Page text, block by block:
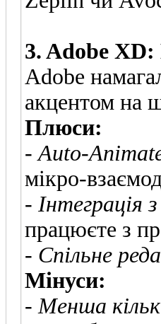
3. Adobe XD:
Adobe
акцентом на
Плюси:
- Auto-
мікро-
- Інтеграція
працюєте з
- Спільне
Мінуси:
- Менша